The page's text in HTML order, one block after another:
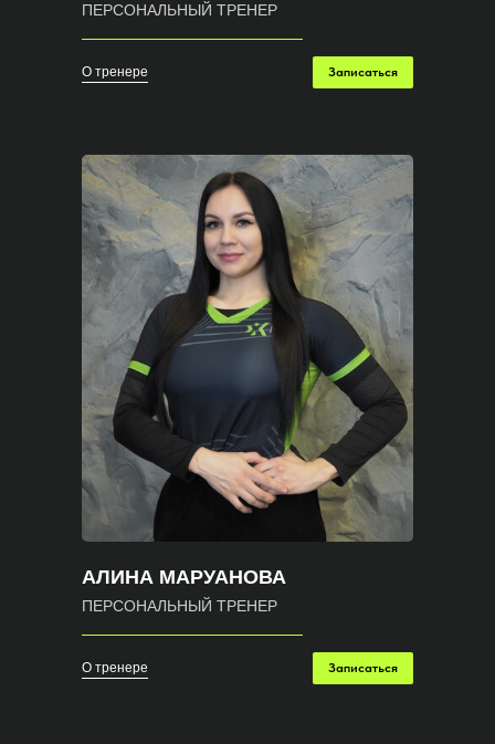
ПЕРСОНАЛЬНЫЙ ТРЕНЕР
О тренере Записаться
АЛИНА МАРУАНОВА
ПЕРСОНАЛЬНЫЙ ТРЕНЕР
О тренере Записаться